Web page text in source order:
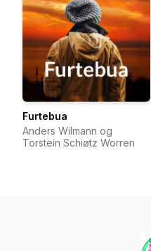
Furtebua
Anders Wilmann og
Torstein Schiøtz Worren